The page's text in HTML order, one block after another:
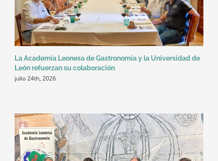
La Academia Leonesa de Gastronomía y la Universidad de
León refuerzan su colaboración
julio 24th, 2026